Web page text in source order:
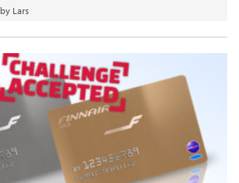
by Lars